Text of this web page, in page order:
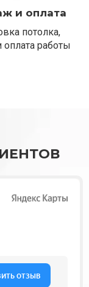
и оплата
потолка,
оплата работы